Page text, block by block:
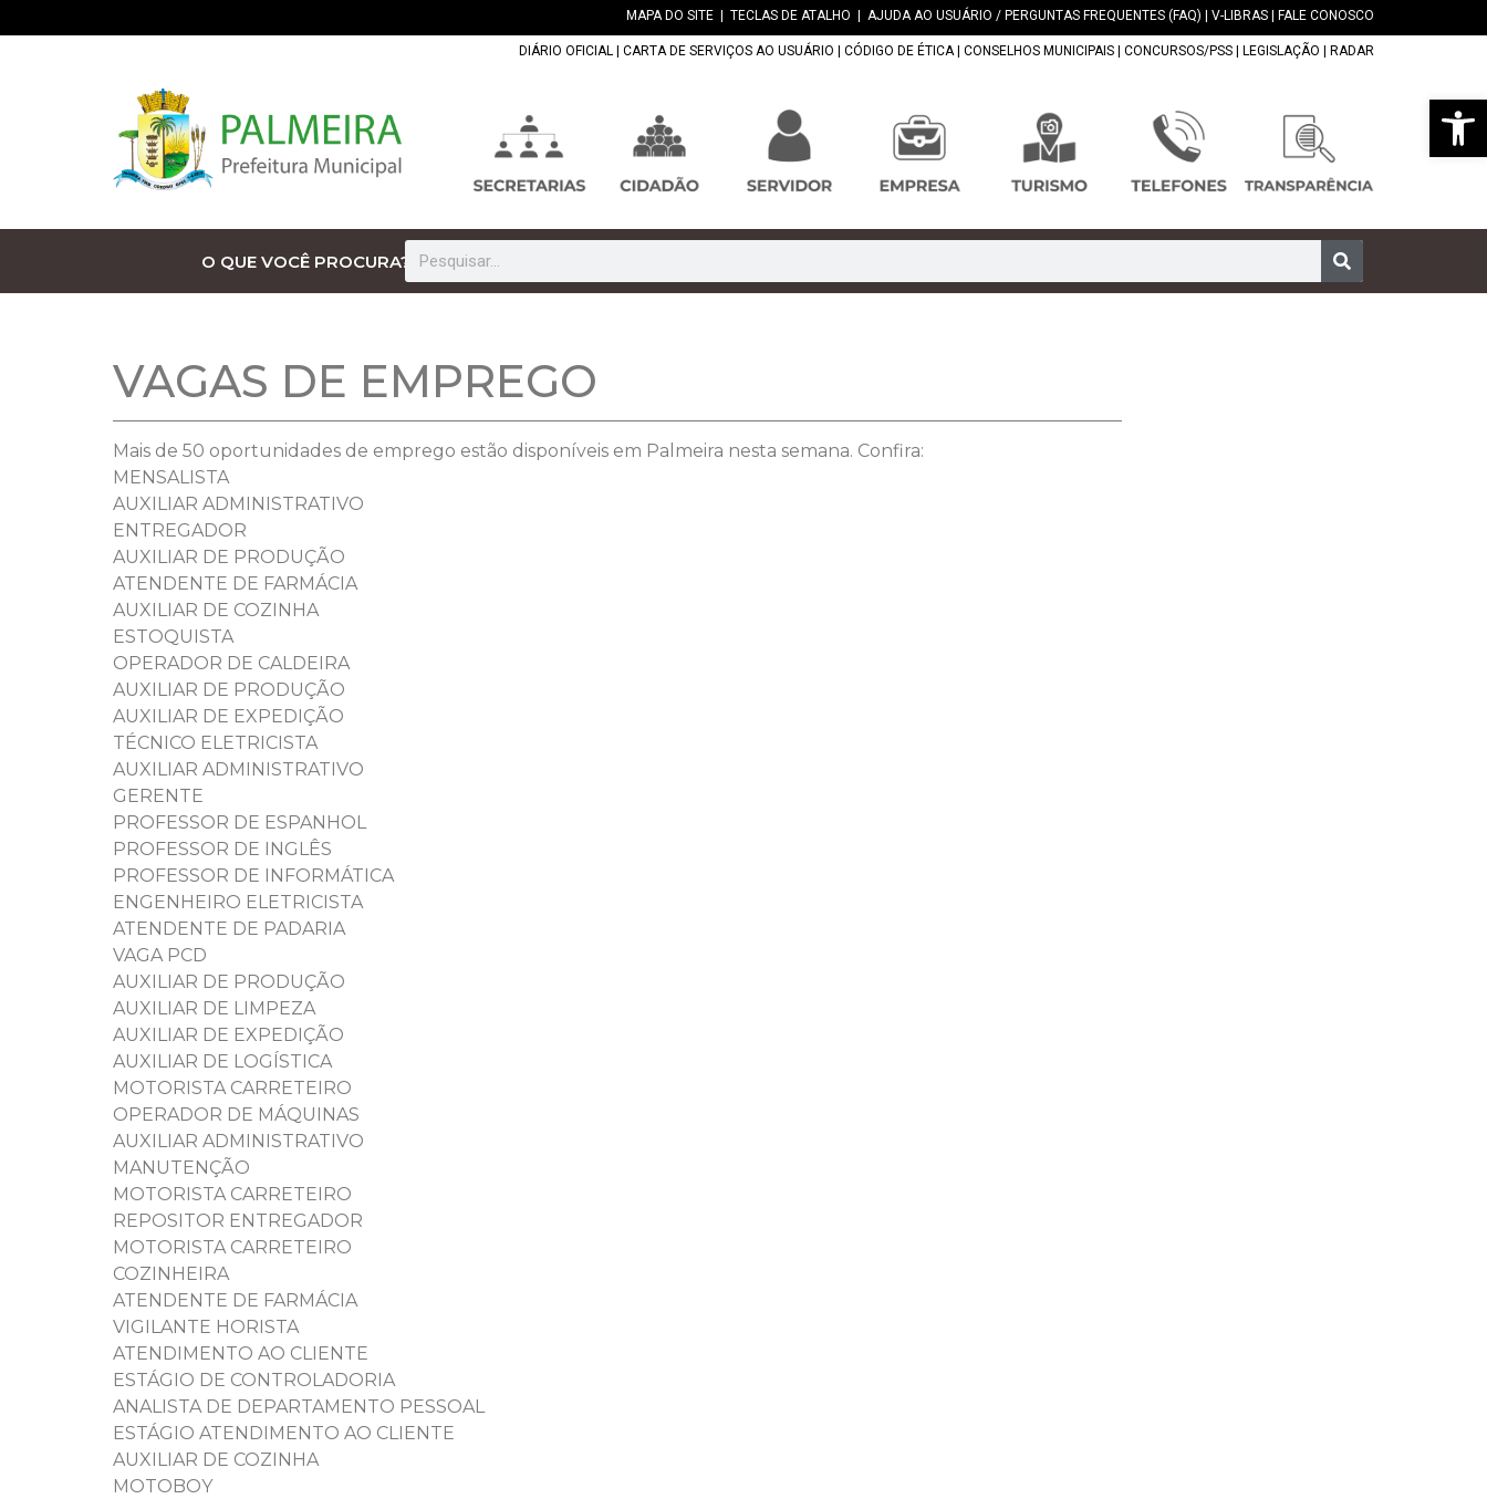
Abrir
MAPA DO SITE TECLAS DE ATALHO AJUDA AO USUÁRIO / PERGUNTAS FREQUENTES (FAQ) V-LIBRAS FALE CONOSCO
DIÁRIO OFICIAL CARTA DE SERVIÇOS AO USUÁRIO CÓDIGO DE ÉTICA| CONSELHOS MUNICIPAIS CONCURSOS/PSS LEGISLAÇÃO RADAR
O QUE VOCÊ PROCURA?
VAGAS DE EMPREGO
Mais de 50 oportunidades de emprego estão disponíveis em Palmeira nesta semana. Confira:
MENSALISTA
AUXILIAR ADMINISTRATIVO
ENTREGADOR
AUXILIAR DE PRODUÇÃO
ATENDENTE DE FARMÁCIA
AUXILIAR DE COZINHA
ESTOQUISTA
OPERADOR DE CALDEIRA
AUXILIAR DE PRODUÇÃO
AUXILIAR DE EXPEDIÇÃO
TÉCNICO ELETRICISTA
AUXILIAR ADMINISTRATIVO
GERENTE
PROFESSOR DE ESPANHOL
PROFESSOR DE INGLÊS
PROFESSOR DE INFORMÁTICA
ENGENHEIRO ELETRICISTA
ATENDENTE DE PADARIA
VAGA PCD
AUXILIAR DE PRODUÇÃO
AUXILIAR DE LIMPEZA
AUXILIAR DE EXPEDIÇÃO
AUXILIAR DE LOGÍSTICA
MOTORISTA CARRETEIRO
OPERADOR DE MÁQUINAS
AUXILIAR ADMINISTRATIVO
MANUTENÇÃO
MOTORISTA CARRETEIRO
REPOSITOR ENTREGADOR
MOTORISTA CARRETEIRO
COZINHEIRA
ATENDENTE DE FARMÁCIA
VIGILANTE HORISTA
ATENDIMENTO AO CLIENTE
ESTÁGIO DE CONTROLADORIA
ANALISTA DE DEPARTAMENTO PESSOAL
ESTÁGIO ATENDIMENTO AO CLIENTE
AUXILIAR DE COZINHA
MOTOBOY